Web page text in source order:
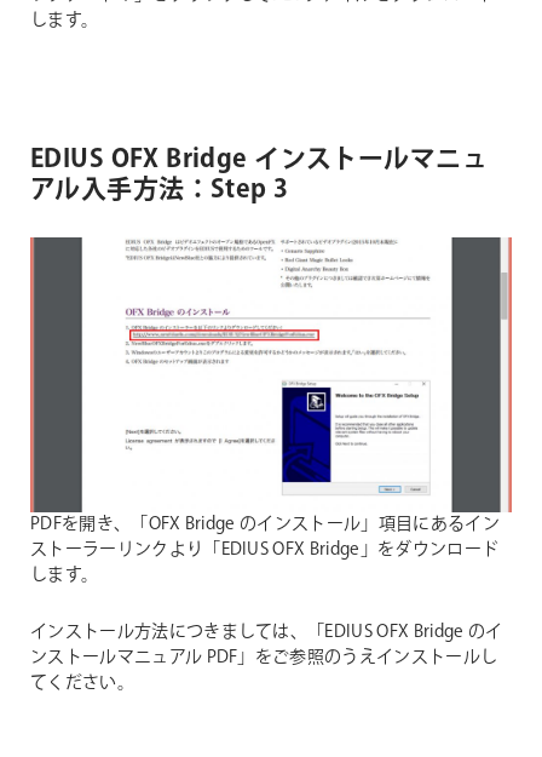
します。
EDIUS OFX Bridge インストールマニュ
アル入手方法：Step 3
PDFを開き、「OFX Bridge のインストール」項目にあるイン
ストーラーリンクより「EDIUS OFX Bridge」をダウンロード
します。
インストール方法につきましては、「EDIUS OFX Bridge のイ
ンストールマニュアル PDF」をご参照のうえインストールし
てください。